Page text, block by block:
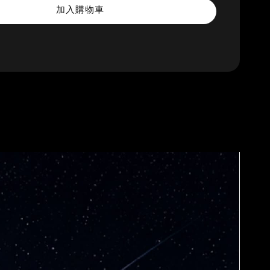
加入購物車